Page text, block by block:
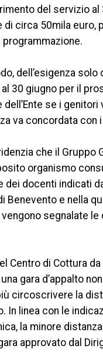
del servizio
di circa 50mila
dell’esigenza
30 giugno per il
se i
va concordata con
che il Gruppo
organismo
dei docenti indicati
Benevento e nella
segnalate
Centro di Cottura
gara d’appalto
circoscrivere la
In linea con le
la minore
approvato dal